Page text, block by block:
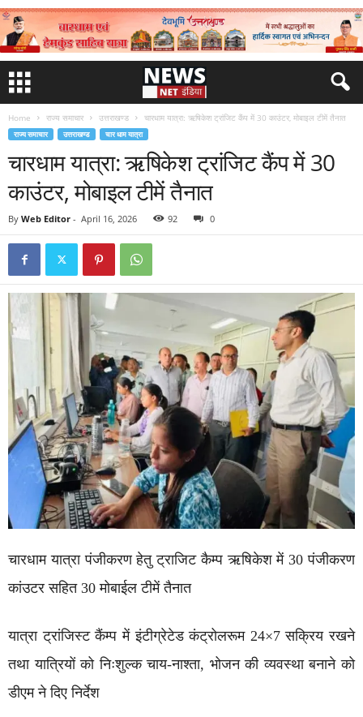
Home राज्य समाचार उत्तराखण्ड चारधाम यात्रा: ऋषिकेश ट्रांजिट कैंप में 30 काउंटर, मोबाइल टीमें तैनात
राज्य समाचार उत्तराखण्ड चार धाम यात्रा
चारधाम यात्रा: ऋषिकेश ट्रांजिट कैंप में 30
काउंटर, मोबाइल टीमें तैनात
By Web Editor - April 16, 2026 92 0
चारधाम यात्रा पंजीकरण हेतु ट्राजिट कैम्प ऋषिकेश में 30 पंजीकरण
कांउटर सहित 30 मोबाईल टीमें तैनात
यात्रा ट्रांजिस्ट कैंम्प में इंटीग्रेटेड कंट्रोलरूम 24×7 सक्रिय रखने
तथा यात्रियों को निःशुल्क चाय-नाश्ता, भोजन की व्यवस्था बनाने को
डीएम ने दिए निर्देश